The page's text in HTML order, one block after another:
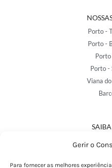
Gerir o
Para fornecer as melhores
Porto -
Porto -
Porto
Porto -
Viana
Política de
Termos e